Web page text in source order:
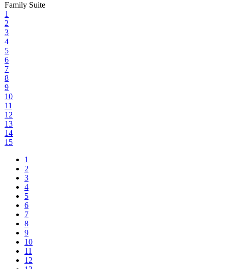
Family Suite
1
2
3
4
5
6
7
8
9
10
11
12
13
14
15
1
2
3
4
5
6
7
8
9
10
11
12